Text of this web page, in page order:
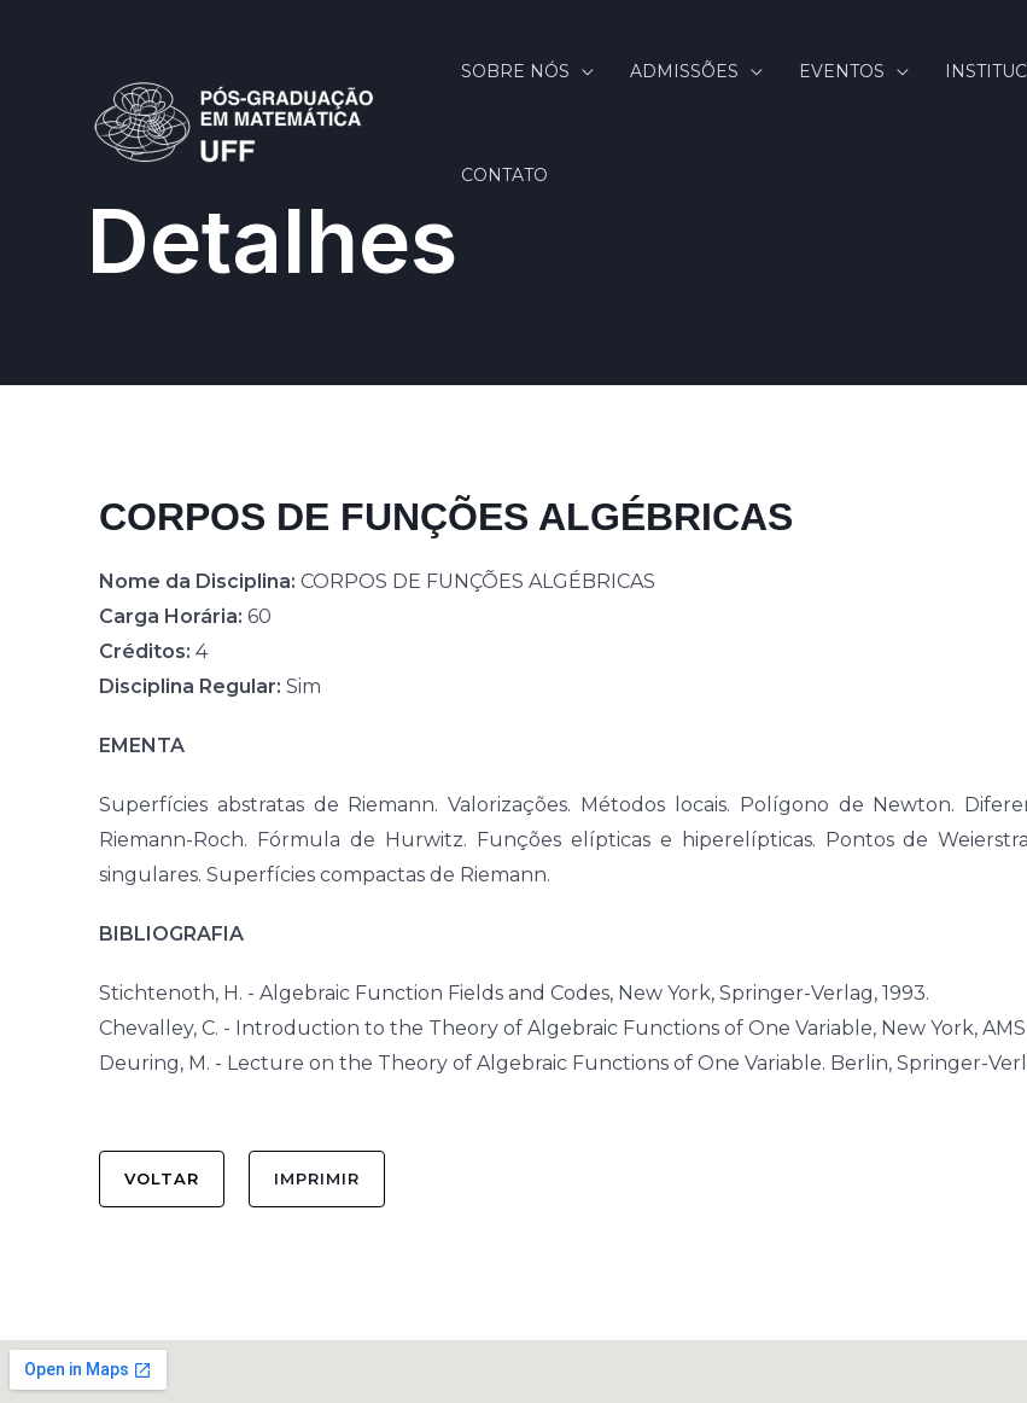
SOBRE NÓS ADMISSÕES EVENTOS
CONTATO
Detalhes
CORPOS DE FUNÇÕES ALGÉBRICAS
Nome da Disciplina: CORPOS DE FUNÇÕES ALGÉBRICAS
Carga Horária: 60
Créditos: 4
Disciplina Regular: Sim
EMENTA
Superfícies abstratas de Riemann. Valorizações. Métodos locais. Polígono de Newton.
Riemann-Roch. Fórmula de Hurwitz. Funções elípticas e hiperelípticas. Pontos de
singulares. Superfícies compactas de Riemann.
BIBLIOGRAFIA
Stichtenoth, H. - Algebraic Function Fields and Codes, New York, Springer-Verlag, 1993.
Chevalley, C. - Introduction to the Theory of Algebraic Functions of One Variable, New York, AMS
Deuring, M. - Lecture on the Theory of Algebraic Functions of One Variable. Berlin, Springer-
VOLTAR IMPRIMIR